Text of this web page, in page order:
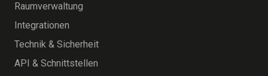
Raumverwaltung
Integrationen
Technik & Sicherheit
API & Schnittstellen